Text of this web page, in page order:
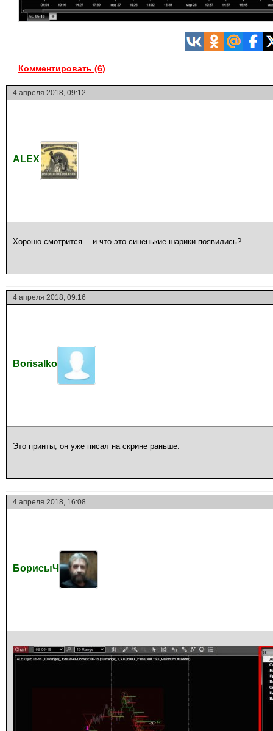
Комментировать (6)
4 апреля 2018, 09:12
ALEX
Хорошо смотрится… и что это синенькие шарики появились?
4 апреля 2018, 09:16
Borisalko
Это принты, он уже писал на скрине раньше.
4 апреля 2018, 16:08
БорисыЧ